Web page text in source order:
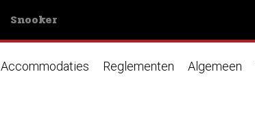
Snooker
Accommodaties Reglementen Algemeen